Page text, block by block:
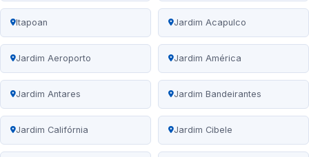
Itapoan Jardim Acapulco
Jardim Aeroporto Jardim América
Jardim Antares Jardim Bandeirantes
Jardim Califórnia Jardim Cibele